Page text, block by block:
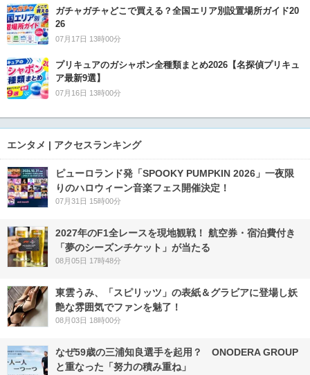
ガチャガチャどこで買える？全国エリア別設置場所ガイド20
26
07月17日 13時00分
プリキュアのガシャポン全種類まとめ2026【名探偵プリキュ
ア最新9選】
07月16日 13時00分
エンタメ | アクセスランキング
ピューロランド発「SPOOKY PUMPKIN 2026」一夜限
りのハロウィーン音楽フェス開催決定！
07月31日 15時00分
2027年のF1全レースを現地観戦！ 航空券・宿泊費付き
「夢のシーズンチケット」が当たる
08月05日 17時48分
東雲うみ、「スピリッツ」の表紙＆グラビアに登場し妖
艶な雰囲気でファンを魅了！
08月03日 18時00分
なぜ59歳の三浦知良選手を起用？ ONODERA GROUP
と重なった「努力の積み重ね」